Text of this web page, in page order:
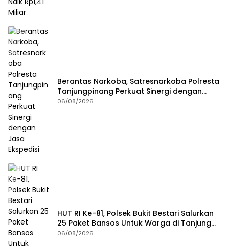
Berantas Narkoba, Satresnarkoba Polresta
Tanjungpinang Perkuat Sinergi dengan
Jasa Ekspedisi
06/08/2026
HUT RI Ke-81, Polsek Bukit Bestari Salurkan
25 Paket Bansos Untuk Warga di Tanjung
Unggat
06/08/2026